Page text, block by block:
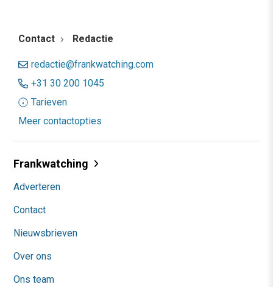
Contact Redactie
redactie@frankwatching.com
+31 30 200 1045
Tarieven
Meer contactopties
Frankwatching
Adverteren
Contact
Nieuwsbrieven
Over ons
Ons team